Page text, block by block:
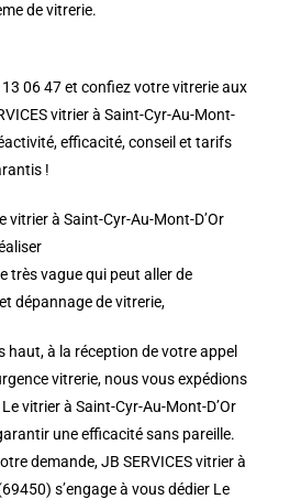
de vitrerie.
06 47 et confiez votre vitrerie aux
vitrier à Saint-Cyr-Au-Mont-
efficacité, conseil et tarifs
!
vitrier à Saint-Cyr-Au-Mont-D’Or
très vague qui peut aller de
dépannage de vitrerie,
haut, à la réception de votre appel
vitrerie, nous vous expédions
vitrier à Saint-Cyr-Au-Mont-D’Or
une efficacité sans pareille.
demande, JB SERVICES vitrier à
s’engage à vous dédier Le